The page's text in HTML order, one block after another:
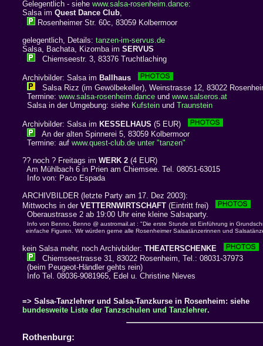
Gelegentlich - siehe www.salsa-rosenheim.dance:
Salsa im Quest Dance Club,
Rosenheimer Str. 60c, 83059 Kolbermoor
gelegentlich, Details: tanzen-im-servus.de
Salsa, Bachata, Kizomba im SERVUS
Chiemseestr. 3, 83376 Truchtlaching
Archivbilder: Salsa im Ballhaus
Salsa Rizz (im Gewölbekeller), Weinstrasse 12, 83022
Termine: www.salsa-rosenheim.dance und www.salseros.at
Salsa in der Umgebung: siehe Kufstein und Traunstein
Archivbilder: Salsa im KESSELHAUS (5 EUR)
An der alten Spinnerei 5, 83059 Kolbermoor
Termine: auf www.quest-club.de unter "tanzen"
?? noch ? Freitags im WERK 2 (4 EUR)
Am Mühlbach 6 in Prien am Chiemsee. Tel. 08051-63015
Info von: Paco Espada
ARCHIVBILDER (letzte Party am 17. Dez 2003):
Mittwochs in der VETTERNWIRTSCHAFT (Eintritt frei)
Oberaustrasse 2 ab 19:00 Uhr eine kleine Salsaparty.
Info von Benno, Benno @ austromail.at : "Die erste Stunde ist Einführung in
einfache Figuren. Wir würden gerne alle Rosenheimer Salsatänzerinnen und
kein Salsa mehr, noch Archivbilder: THEATERSCHENKE
Chiemseestrasse 31, 83022 Rosenheim, Tel.: 08031-37973
(beim Peugeot-Händler gehts rein)
Info Tel. 08036-9081965, Edel u. Christine Nieves
=> Salsa-Tanzlehrer und Salsa-Tanzkurse in Rosenheim: siehe
bundesweite Liste der Tanzschulen und Tanzlehrer.
Rothenburg: